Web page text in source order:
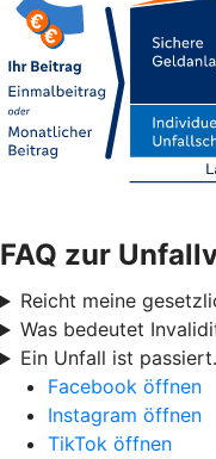
FAQ zur
Reicht meine
Was bedeutet
Ein Unfall ist
Facebook öffnen
Instagram öffnen
TikTok öffnen